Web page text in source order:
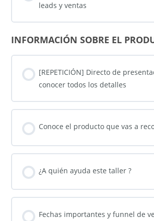
leads y ventas
INFORMACIÓN SOBRE EL
[REPETICIÓN] Directo de
conocer todos los detalles
Conoce el producto que vas a
¿A quién ayuda este taller ?
Fechas importantes y funnel de